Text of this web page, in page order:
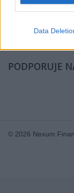
Data
ČLÁNKY
Prihlás sa na odber
PODPORUJE
© 2026 Nexum